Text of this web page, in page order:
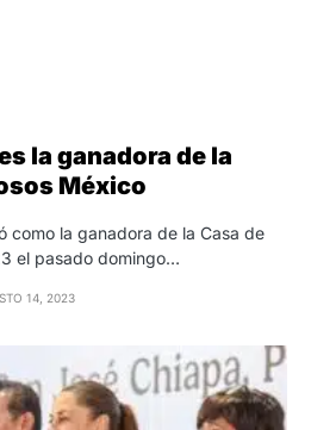
la ganadora de la
México
como la ganadora de la Casa de
el pasado domingo…
14, 2023